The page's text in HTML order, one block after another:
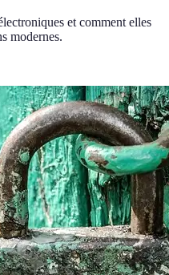
et comment elles
modernes.